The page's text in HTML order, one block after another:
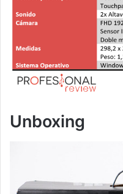
Unboxing